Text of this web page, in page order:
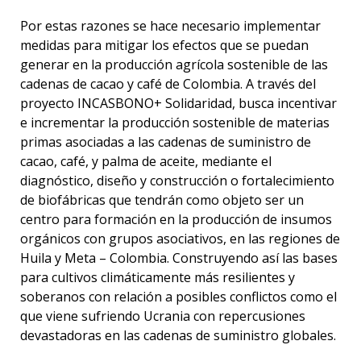
Por estas razones se hace necesario implementar
medidas para mitigar los efectos que se puedan
generar en la producción agrícola sostenible de las
cadenas de cacao y café de Colombia. A través del
proyecto INCASBONO+ Solidaridad, busca incentivar
e incrementar la producción sostenible de materias
primas asociadas a las cadenas de suministro de
cacao, café, y palma de aceite, mediante el
diagnóstico, diseño y construcción o fortalecimiento
de biofábricas que tendrán como objeto ser un
centro para formación en la producción de insumos
orgánicos con grupos asociativos, en las regiones de
Huila y Meta – Colombia. Construyendo así las bases
para cultivos climáticamente más resilientes y
soberanos con relación a posibles conflictos como el
que viene sufriendo Ucrania con repercusiones
devastadoras en las cadenas de suministro globales.